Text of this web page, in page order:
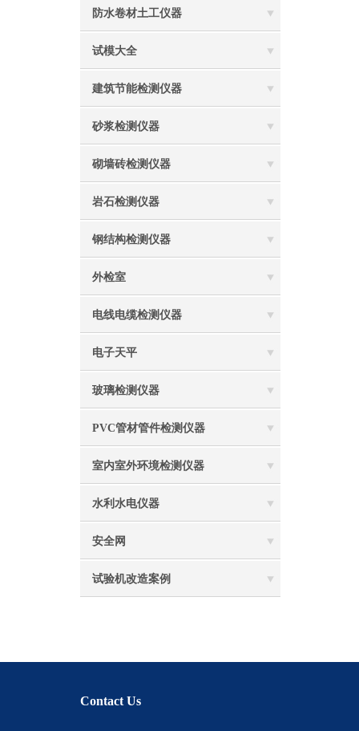
防水卷材土工仪器
试模大全
建筑节能检测仪器
砂浆检测仪器
砌墙砖检测仪器
岩石检测仪器
钢结构检测仪器
外检室
电线电缆检测仪器
电子天平
玻璃检测仪器
PVC管材管件检测仪器
室内室外环境检测仪器
水利水电仪器
安全网
试验机改造案例
Contact Us